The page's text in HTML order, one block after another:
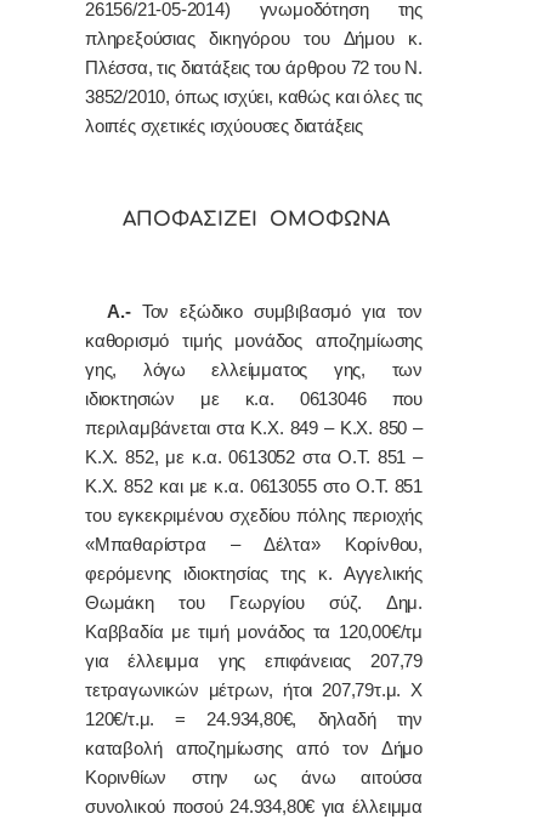
26156/21-05-2014) γνωμοδότηση της
πληρεξούσιας δικηγόρου του Δήμου κ.
Πλέσσα, τις διατάξεις του άρθρου 72 του Ν.
3852/2010, όπως ισχύει, καθώς και όλες τις
λοιπές σχετικές ισχύουσες διατάξεις
ΑΠΟΦΑΣΙΖΕΙ ΟΜΟΦΩΝΑ
Α.-Τον εξώδικο συμβιβασμό για τον
καθορισμό τιμής μονάδος αποζημίωσης
γης, λόγω ελλείμματος γης, των
ιδιοκτησιών με κ.α. 0613046 που
περιλαμβάνεται στα Κ.Χ. 849 – Κ.Χ. 850 –
Κ.Χ. 852, με κ.α. 0613052 στα Ο.Τ. 851 –
Κ.Χ. 852 και με κ.α. 0613055 στο Ο.Τ. 851
του εγκεκριμένου σχεδίου πόλης περιοχής
«Μπαθαρίστρα – Δέλτα» Κορίνθου,
φερόμενης ιδιοκτησίας της κ. Αγγελικής
Θωμάκη του Γεωργίου σύζ. Δημ.
Καββαδία με τιμή μονάδος τα 120,00€/τμ
για έλλειμμα γης επιφάνειας 207,79
τετραγωνικών μέτρων, ήτοι 207,79τ.μ. Χ
120€/τ.μ. = 24.934,80€, δηλαδή την
καταβολή αποζημίωσης από τον Δήμο
Κορινθίων στην ως άνω αιτούσα
συνολικού ποσού 24.934,80€ για έλλειμμα